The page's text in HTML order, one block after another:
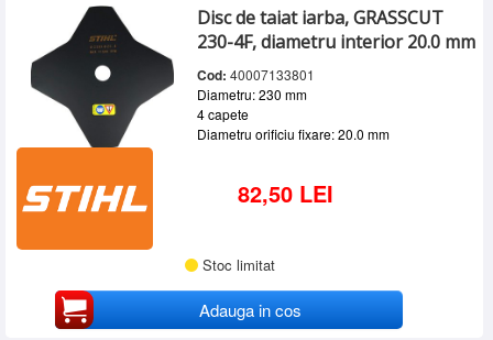
Disc de taiat iarba, GRASSCUT
230-4F, diametru interior 20.0 mm
Cod: 40007133801
Diametru: 230 mm
4 capete
Diametru orificiu fixare: 20.0 mm
82,50 LEI
Stoc limitat
Adauga in cos